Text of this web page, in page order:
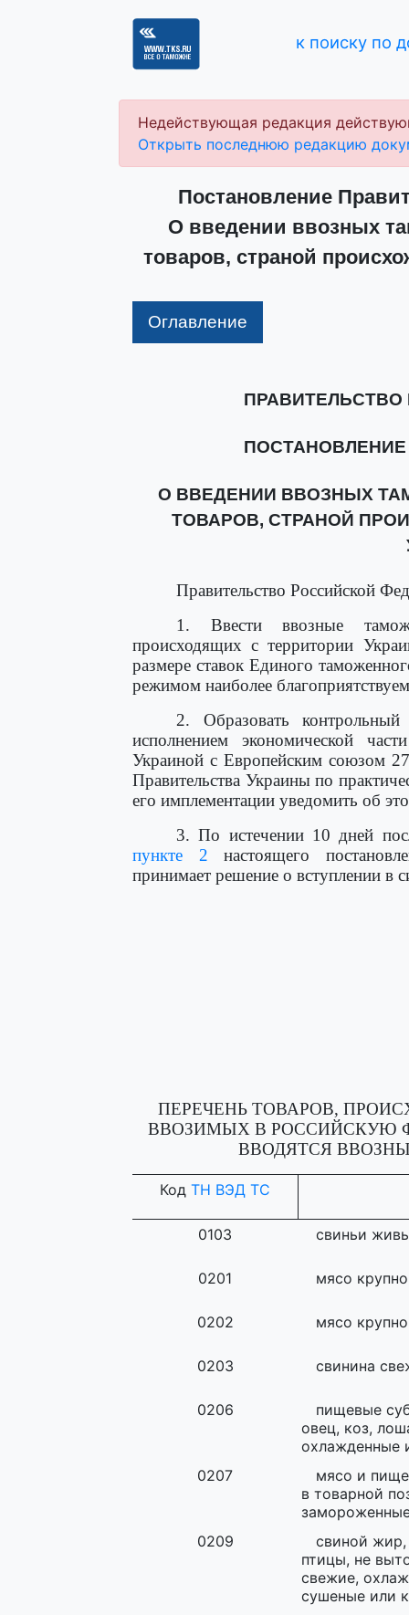
к поиску по
Недействующая редакция
Открыть последнюю редакцию
Постановление
О введении ввозных
товаров, страной
Оглавление
ПОСТАНОВЛЕНИЕ
О ВВЕДЕНИИ ВВОЗНЫХ
ТОВАРОВ, СТРАНОЙ
Правительство Российской
1. Ввести ввозные
происходящих с территории
размере ставок Единого
режимом наиболее
2. Образовать
исполнением экономической
Украиной с Европейским союзом
Правительства Украины по
его имплементации уведомить об
3. По истечении 10 дней
пункте 2 настоящего
принимает решение о вступлении в
ПЕРЕЧЕНЬ ТОВАРОВ,
ВВОЗИМЫХ В РОССИЙСКУЮ
ВВОДЯТСЯ
Код ТН ВЭД ТС
0103 свиньи
0201 мясо
0202 мясо
0203 свинина
0206
пищевые
овец, коз,
охлажденные
0207
мясо и
в товарной
0209
свиной
птицы, не
свежие,
сушеные или